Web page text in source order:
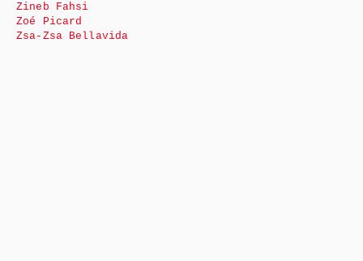
Zineb Fahsi
Zoé Picard
Zsa-Zsa Bellavida